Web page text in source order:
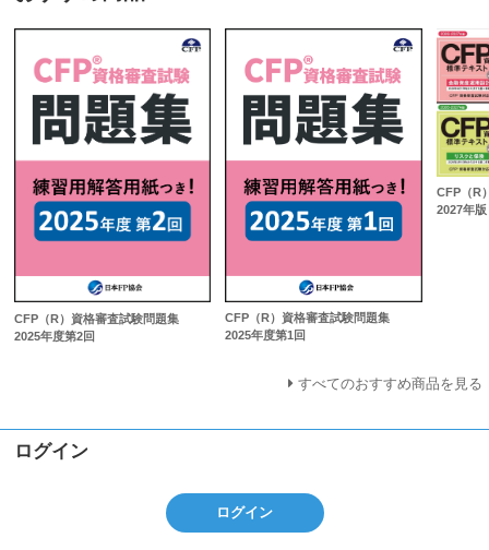
CFP（R）資格審査試験問題集
2025年度第2回
CFP（R）資格審査試験問題集
2025年度第1回
CFP（R
2027年版
すべてのおすすめ商品を見る
ログイン
ログイン